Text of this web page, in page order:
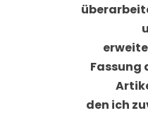
Fassung
den ich